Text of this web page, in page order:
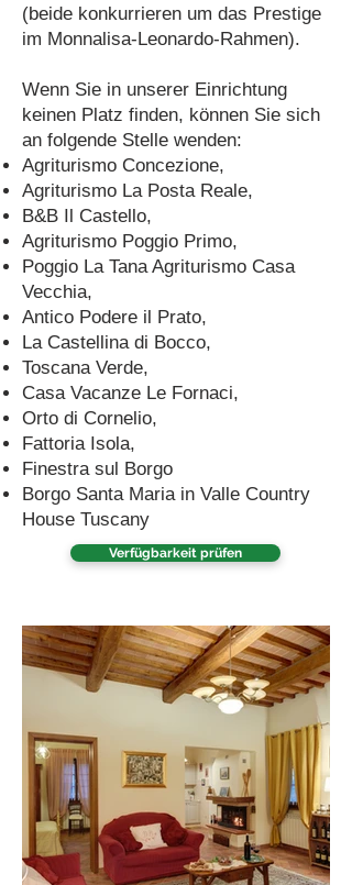
(beide konkurrieren um das Prestige
im Monnalisa-Leonardo-Rahmen).
Wenn Sie in unserer Einrichtung
keinen Platz finden, können Sie sich
an folgende Stelle wenden:
Agriturismo Concezione,
Agriturismo La Posta Reale,
B&B Il Castello,
Agriturismo Poggio Primo,
Poggio La Tana Agriturismo Casa
Vecchia,
Antico Podere il Prato,
La Castellina di Bocco,
Toscana Verde,
Casa Vacanze Le Fornaci,
Orto di Cornelio,
Fattoria Isola,
Finestra sul Borgo
Borgo Santa Maria in Valle Country
House Tuscany
Verfügbarkeit prüfen